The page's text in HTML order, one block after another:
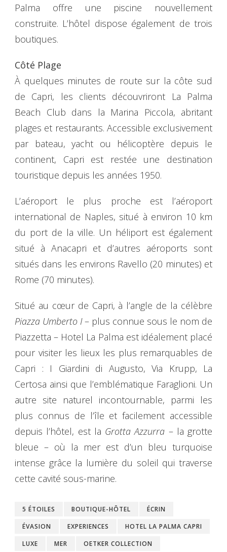
Palma offre une piscine nouvellement
construite. L’hôtel dispose également de trois
boutiques.
Côté Plage
À quelques minutes de route sur la côte sud
de Capri, les clients découvriront La Palma
Beach Club dans la Marina Piccola, abritant
plages et restaurants. Accessible exclusivement
par bateau, yacht ou hélicoptère depuis le
continent, Capri est restée une destination
touristique depuis les années 1950.
L’aéroport le plus proche est l’aéroport
international de Naples, situé à environ 10 km
du port de la ville. Un héliport est également
situé à Anacapri et d’autres aéroports sont
situés dans les environs Ravello (20 minutes) et
Rome (70 minutes).
Situé au cœur de Capri, à l’angle de la célèbre
Piazza Umberto I– plus connue sous le nom de
Piazzetta – Hotel La Palma est idéalement placé
pour visiter les lieux les plus remarquables de
Capri : I Giardini di Augusto, Via Krupp, La
Certosa ainsi que l’emblématique Faraglioni. Un
autre site naturel incontournable, parmi les
plus connus de l’île et facilement accessible
depuis l’hôtel, est la Grotta Azzurra – la grotte
bleue – où la mer est d’un bleu turquoise
intense grâce la lumière du soleil qui traverse
cette cavité sous-marine.
5 ÉTOILES BOUTIQUE-HÔTEL
ÉCRIN
ÉVASION
EXPERIENCES
HOTEL LA PALMA CAPRI
LUXE
MER OETKER COLLECTION